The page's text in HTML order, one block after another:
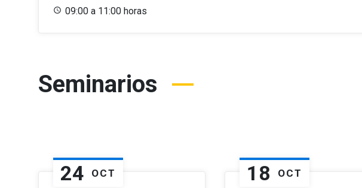
09:00 a 11:00 horas
Seminarios
24 OCT 18 OCT